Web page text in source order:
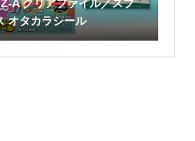
A クリアファイル／スプ
オタカラシール